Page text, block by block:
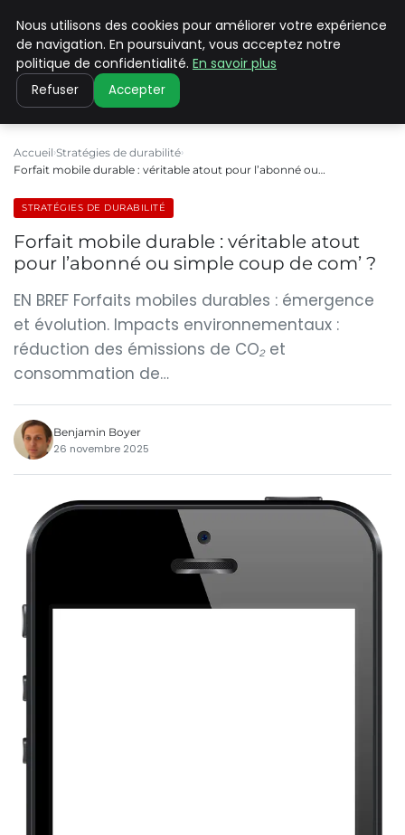
CLIMATE C ADVANCED
Accueil Stratégies de durabilité
Forfait mobile durable : véritable atout pour l’abonné ou…
STRATÉGIES DE DURABILITÉ
Forfait mobile durable : véritable atout
pour l’abonné ou simple coup de com’ ?
EN BREF Forfaits mobiles durables : émergence
et évolution. Impacts environnementaux :
réduction des émissions de CO₂ et
consommation de…
Benjamin Boyer
26 novembre 2025
Nous utilisons des cookies pour améliorer votre expérience
de navigation. En poursuivant, vous acceptez notre
politique de confidentialité. En savoir plus
Refuser Accepter